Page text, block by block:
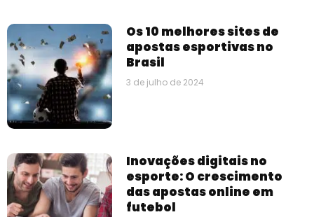
Os 10 melhores sites de
apostas esportivas no
Brasil
3 de julho de 2024
Inovações digitais no
esporte: O crescimento
das apostas online em
futebol